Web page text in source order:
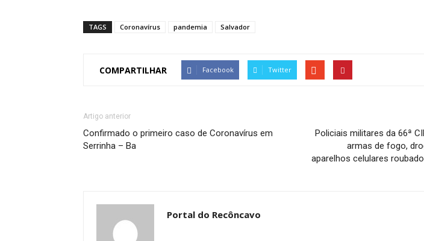
TAGS Coronavírus pandemia Salvador
COMPARTILHAR Facebook Twitter
Artigo anterior
Confirmado o primeiro caso de Coronavírus em
Serrinha – Ba
Policiais militares da 66ª
armas de fogo,
aparelhos celulares
Portal do Recôncavo